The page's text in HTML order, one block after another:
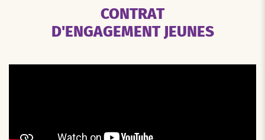
CONTRAT
D'ENGAGEMENT JEUNES